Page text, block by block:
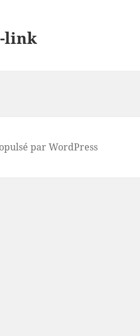
link
par WordPress